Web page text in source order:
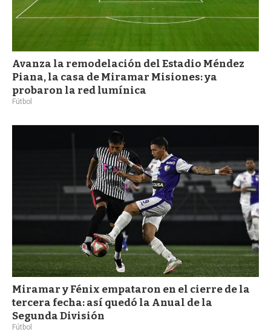
Avanza la remodelación del Estadio Méndez
Piana, la casa de Miramar Misiones: ya
probaron la red lumínica
Fútbol
Miramar y Fénix empataron en el cierre de la
tercera fecha: así quedó la Anual de la
Segunda División
Fútbol